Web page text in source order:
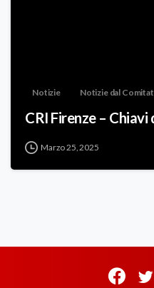
Notizie Notizie dal
CRI Firenze –
Marzo 25, 2025